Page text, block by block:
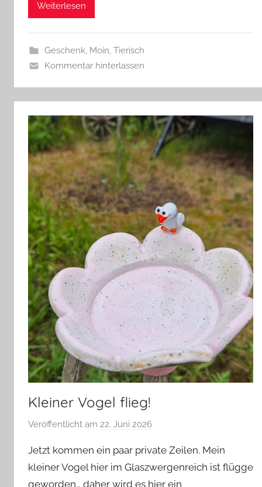
Weiterlesen
Geschenk, Moin Tierisch
Kommentar hinterlassen
Kleiner Vogel flieg!
Veröffentlicht am 22. Juni 2026
n
G
Jetzt kommen ein paar private Zeilen. Mein
kleiner Vogel hier im Glaszwergenreich ist flügge
geworden… daher wird es hier ein